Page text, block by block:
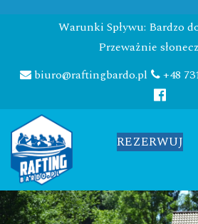
Warunki Spływu: Bardzo
Przeważnie
biuro@raftingbardo.pl
+48
REZERWUJ